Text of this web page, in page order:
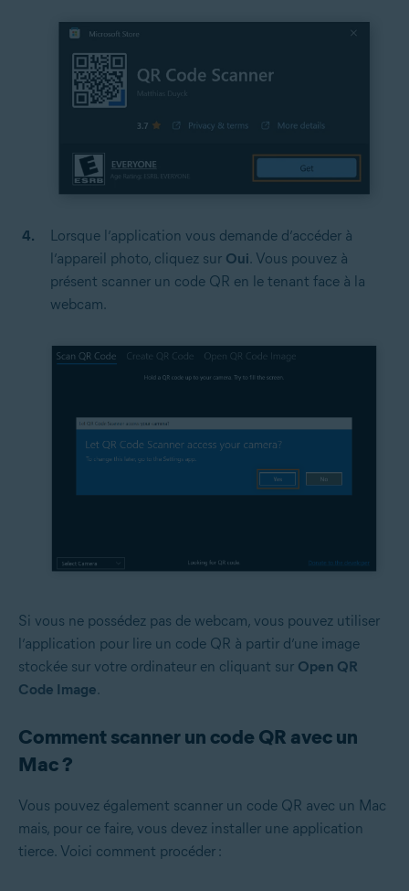
Lorsque l’application vous demande d’accéder à
l’appareil photo, cliquez sur Oui. Vous pouvez à
présent scanner un code QR en le tenant face à la
webcam.
Si vous ne possédez pas de webcam, vous pouvez utiliser
l’application pour lire un code QR à partir d’une image
stockée sur votre ordinateur en cliquant sur Open QR
Code Image.
Comment scanner un code QR avec un
Mac ?
Vous pouvez également scanner un code QR avec un Mac
mais, pour ce faire, vous devez installer une application
tierce. Voici comment procéder :